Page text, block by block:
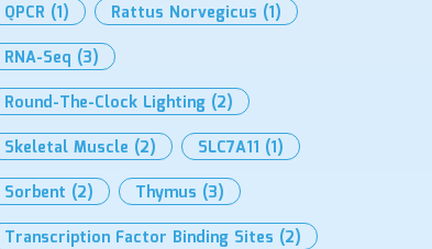
QPCR (1) Rattus Norvegicus (1)
RNA-Seq (3)
Round-The-Clock Lighting (2)
Skeletal Muscle (2) SLC7A11 (1)
Sorbent (2) Thymus (3)
Transcription Factor Binding Sites (2)